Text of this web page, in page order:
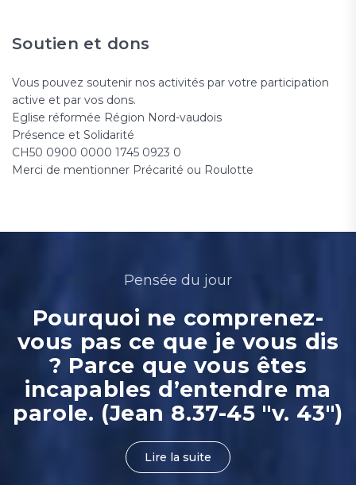
Soutien et dons
Vous pouvez soutenir nos activités par votre participation
active et par vos dons.
Eglise réformée Région Nord-vaudois
Présence et Solidarité
CH50 0900 0000 1745 0923 0
Merci de mentionner Précarité ou Roulotte
Pensée du jour
Pourquoi ne comprenez-
vous pas ce que je vous dis
? Parce que vous êtes
incapables d’entendre ma
parole. (Jean 8.37-45 "v. 43")
Lire la suite